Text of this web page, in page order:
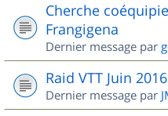
Cherche
Frangigena
Dernier message par
Raid VTT Juin 2016
Dernier message par